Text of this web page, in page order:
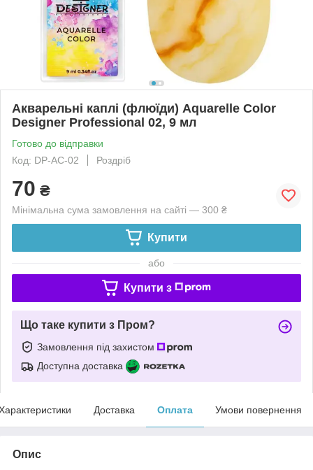
Акварельні каплі (флюїди) Aquarelle Color
Designer Professional 02, 9 мл
Готово до відправки
Код: DP-AC-02
Роздріб
70 ₴
Мінімальна сума замовлення на сайті — 300 ₴
Купити
або
Купити з
Що таке купити з Пром?
Замовлення під захистом
Доступна доставка
Доставка Оплата Умови повернення
Опис